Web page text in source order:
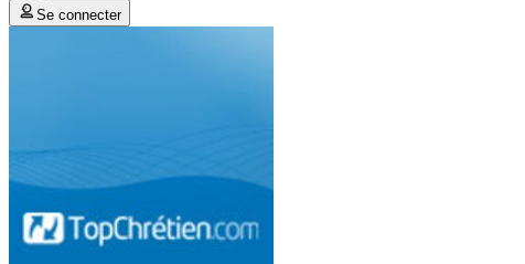
Se connecter